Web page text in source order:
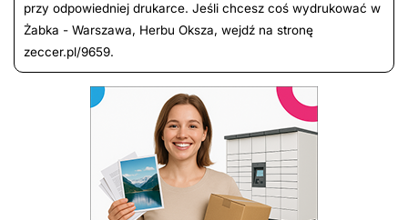
przy odpowiedniej drukarce. Jeśli chcesz coś wydrukować w
Żabka - Warszawa, Herbu Oksza, wejdź na stronę
zeccer.pl/9659.